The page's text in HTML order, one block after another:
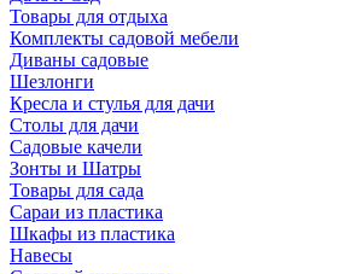
Товары для отдыха
Комплекты садовой мебели
Диваны садовые
Шезлонги
Кресла и стулья для дачи
Столы для дачи
Садовые качели
Зонты и Шатры
Товары для сада
Сараи из пластика
Шкафы из пластика
Навесы